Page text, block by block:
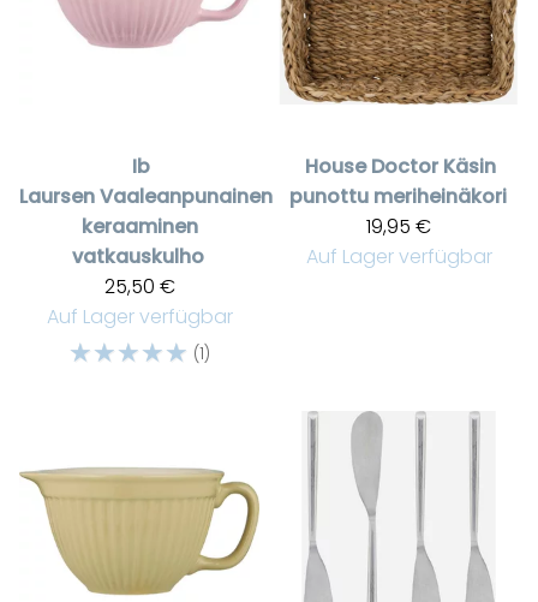
Ib
LaursenVaaleanpunainen
keraaminen
vatkauskulho
25,50 €
Auf Lager verfügbar
☆☆☆☆☆ (1)
House Doctor Käsin
punottu meriheinäkori
19,95 €
Auf Lager verfügbar